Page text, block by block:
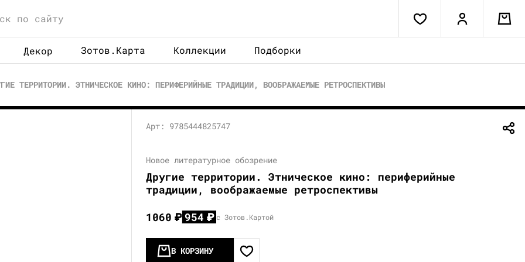
Декор Зотов.Карта Коллекции Подборки
ТЕРРИТОРИИ. ЭТНИЧЕСКОЕ КИНО: ПЕРИФЕРИЙНЫЕ ТРАДИЦИИ, ВООБРАЖАЕМЫЕ РЕТРОСПЕКТИВЫ
Арт: 9785444825747
Новое литературное обозрение
Другие территории. Этническое кино: периферийные
традиции, воображаемые ретроспективы
1060₽ 954₽ с Зотов.Картой
В КОРЗИНУ